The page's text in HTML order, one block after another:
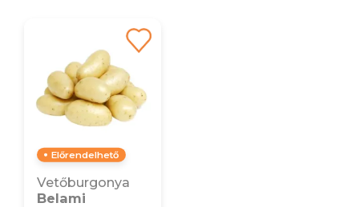
Előrendelhető
Vetőburgonya
Belami